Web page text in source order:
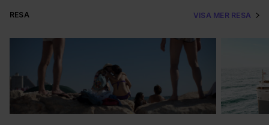
RESA VISA MER RESA